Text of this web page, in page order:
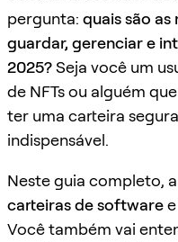
pergunta: quais são
guardar, gerenciar e
2025?Seja você um
de NFTs ou alguém
ter uma carteira
indispensável.
Neste guia completo,
carteiras de softwaree
Você também vai